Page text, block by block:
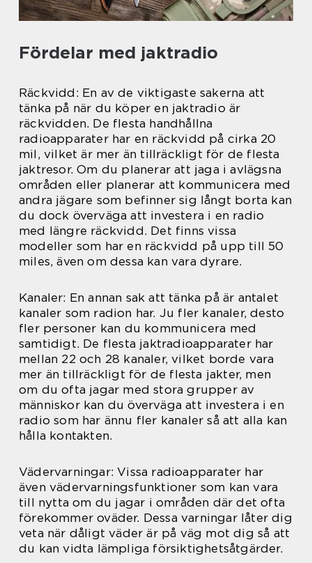
Fördelar med jaktradio
Räckvidd: En av de viktigaste sakerna att
tänka på när du köper en jaktradio är
räckvidden. De flesta handhållna
radioapparater har en räckvidd på cirka 20
mil, vilket är mer än tillräckligt för de flesta
jaktresor. Om du planerar att jaga i avlägsna
områden eller planerar att kommunicera med
andra jägare som befinner sig långt borta kan
du dock överväga att investera i en radio
med längre räckvidd. Det finns vissa
modeller som har en räckvidd på upp till 50
miles, även om dessa kan vara dyrare.
Kanaler: En annan sak att tänka på är antalet
kanaler som radion har. Ju fler kanaler, desto
fler personer kan du kommunicera med
samtidigt. De flesta jaktradioapparater har
mellan 22 och 28 kanaler, vilket borde vara
mer än tillräckligt för de flesta jakter, men
om du ofta jagar med stora grupper av
människor kan du överväga att investera i en
radio som har ännu fler kanaler så att alla kan
hålla kontakten.
Vädervarningar: Vissa radioapparater har
även vädervarningsfunktioner som kan vara
till nytta om du jagar i områden där det ofta
förekommer oväder. Dessa varningar låter dig
veta när dåligt väder är på väg mot dig så att
du kan vidta lämpliga försiktighetsåtgärder.